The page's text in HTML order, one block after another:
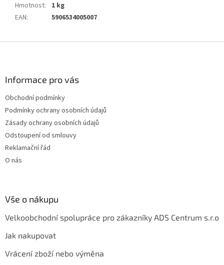
Hmotnost:
1 kg
EAN: 5906534005007
Informace pro vás
Obchodní podmínky
Podmínky ochrany osobních údajů
Zásady ochrany osobních údajů
Odstoupení od smlouvy
Reklamační řád
O nás
Vše o nákupu
Velkoobchodní spolupráce pro zákazníky ADS Centrum s.r.o
Jak nakupovat
Vrácení zboží nebo výměna